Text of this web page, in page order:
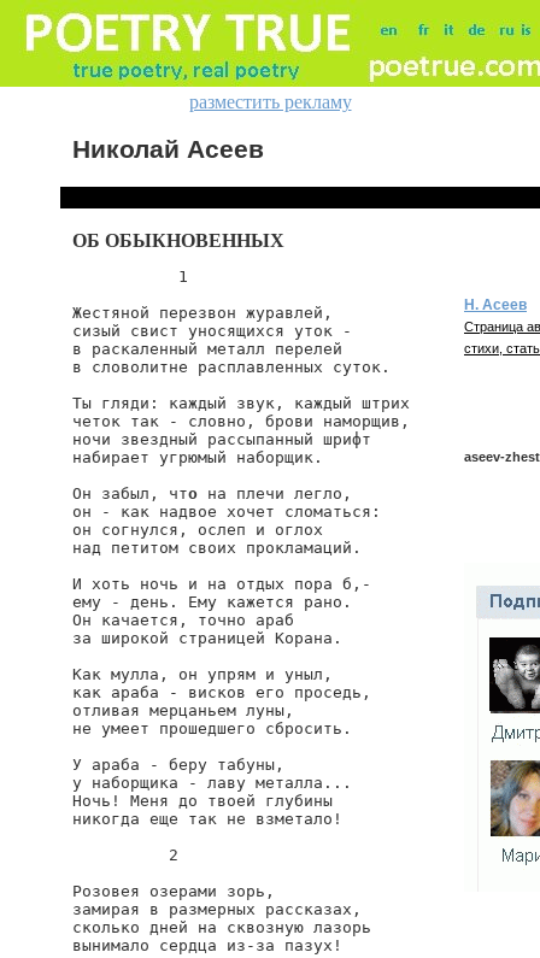
разместить рекламу
Николай Асеев
ОБ ОБЫКНОВЕННЫХ
           1
Жестяной перезвон журавлей,
сизый свист уносящихся уток -
в раскаленный металл перелей
в словолитне расплавленных суток.
Ты гляди: каждый звук, каждый штрих
четок так - словно, брови наморщив,
ночи звездный рассыпанный шрифт
набирает угрюмый наборщик.
Он забыл, что на плечи легло,
он - как надвое хочет сломаться:
он согнулся, ослеп и оглох
над петитом своих прокламаций.
И хоть ночь и на отдых пора б,-
ему - день. Ему кажется рано.
Он качается, точно араб
за широкой страницей Корана.
Как мулла, он упрям и уныл,
как араба - висков его проседь,
отливая мерцаньем луны,
не умеет прошедшего сбросить.
У араба - беру табуны,
у наборщика - лаву металла...
Ночь! Меня до твоей глубины
никогда еще так не взметало!
          2
Розовея озерами зорь,
замирая в размерных рассказах,
сколько дней на сквозную лазорь
вынимало сердца из-за пазух!
Н. Асеев
Страница
стихи,
aseev-